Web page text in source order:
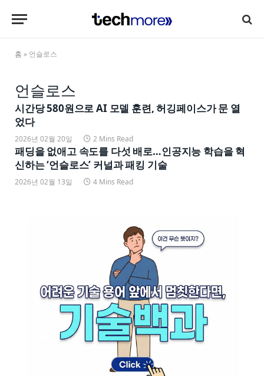
홈 » 언슬로스
언슬로스
시간당 580원으로 AI 모델 훈련, 허깅페이스가 문 열
었다
2026년 02월 20일 2 Mins Read
패딩을 없애고 속도를 다섯 배로…인공지능 학습을 혁
신하는 ‘언슬로스’ 커널과 패킹 기술
2026년 02월 13일 4 Mins Read